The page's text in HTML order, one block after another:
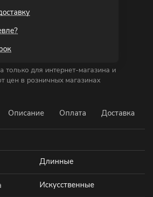
только для интернет-магазина и
цен в розничных магазинах
Описание Оплата Доставка
Длинные
Искусственные